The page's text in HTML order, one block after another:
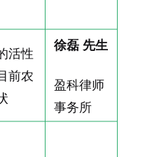
活性
前农
徐磊 先生
盈科律师
事务所